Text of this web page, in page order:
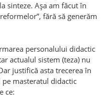
sinteze. Aşa am făcut în
fără să generăm
personalului didactic
actualul sistem (teza) nu
justifică asta trecerea în
masteratul didactic
ce: